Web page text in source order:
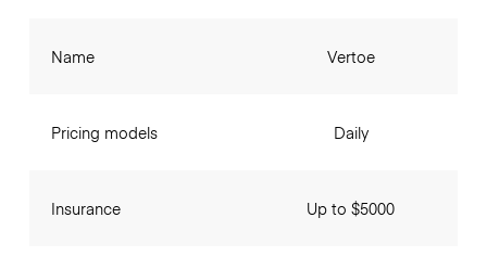
Name
Pricing models
Insurance
Vertoe
Daily
Up to $5000